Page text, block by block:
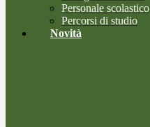
Personale scolastico
Percorsi di studio
Novità